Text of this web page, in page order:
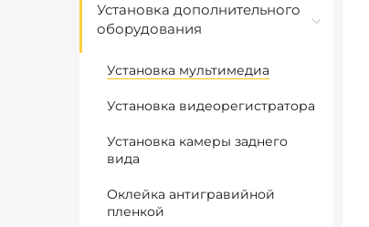
Установка дополнительного
оборудования
Установка мультимедиа
Установка видеорегистратора
Установка камеры заднего
вида
Оклейка антигравийной
пленкой